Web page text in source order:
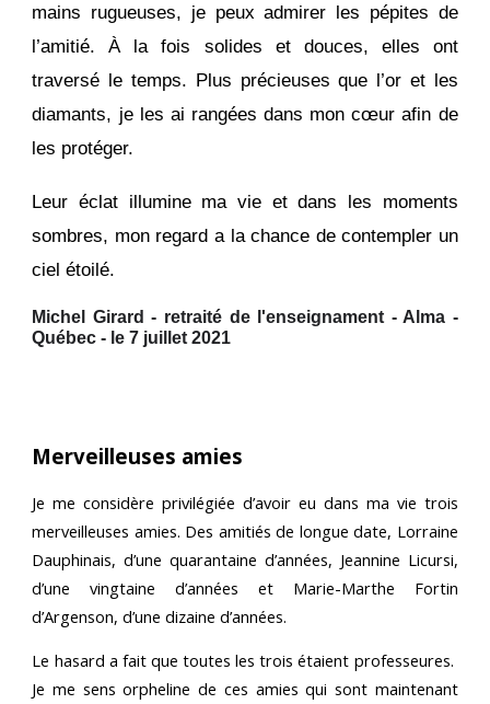
mains rugueuses, je peux admirer les pépites de
l’amitié. À la fois solides et douces, elles ont
traversé le temps. Plus précieuses que l’or et les
diamants, je les ai rangées dans mon cœur afin de
les protéger.
Leur éclat illumine ma vie et dans les moments
sombres, mon regard a la chance de contempler un
ciel étoilé.
Michel Girard - retraité de l'enseignament - Alma -
Québec - le 7 juillet 2021
Merveilleuses amies
Je me considère privilégiée d’avoir eu dans ma vie trois
merveilleuses amies. Des amitiés de longue date, Lorraine
Dauphinais, d’une quarantaine d’années, Jeannine Licursi,
d’une vingtaine d’années et Marie-Marthe Fortin
d’Argenson, d’une dizaine d’années.
Le hasard a fait que toutes les trois étaient professeures.
Je me sens orpheline de ces amies qui sont maintenant